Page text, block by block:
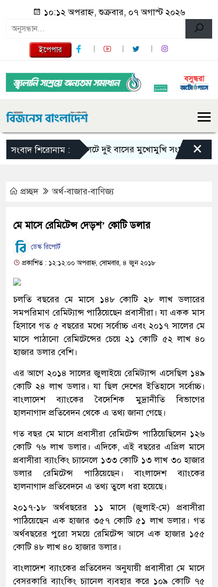
১০:১২ অপরাহ্ন, শুক্রবার, ০৭ অগাস্ট ২০২৬
ইপেপার
সংবাদ শিরোনাম :সিলেটে দুই বাসের মুখোমুখি সংঘর্ষে নিহত বেড়ে ৯
×
প্রচ্ছদ অর্থ-বাজার-বাণিজ্য
মে মাসে রেমিটেন্স দেড়শ’ কোটি ডলার
ডেস্ক রিপোর্ট
প্রকাশিত : ১২:১২:০০ অপরাহ্ন, সোমবার, ৪ জুন ২০১৮
চলতি বছরের মে মাসে ১৪৮ কোটি ২৮ লাখ ডলারের
সমপরিমাণ রেমিট্যান্স পাঠিয়েছেন প্রবাসীরা। যা একক মাস
হিসাবে গত ৫ বছরের মধ্যে সর্বোচ্চ এবং ২০১৭ সালের মে
মাসে পাঠানো রেমিটেন্সের চেয়ে ২১ কোটি ৫২ লাখ ৪০
হাজার ডলার বেশি।
এর আগে ২০১৪ সালের জুলাইয়ে রেমিট্যান্স এসেছিল ১৪৯
কোটি ২৪ লাখ ডলার। যা ছিল দেশের ইতিহাসে সর্বোচ্চ।
বাংলাদেশ ব্যাংকের বৈদেশিক মুদ্রানীতি বিভাগের
হালনাগাদ প্রতিবেদন থেকে এ তথ্য জানা গেছে।
গত বছর মে মাসে প্রবাসীরা রেমিটেন্স পাঠিয়েছিলেন ১২৬
কোটি ৭৬ লাখ ডলার। এদিকে, এই বছরের এপ্রিল মাসে
প্রবাসীরা ব্যাংকিং চ্যানেলে ১৩৩ কোটি ১৩ লাখ ৩০ হাজার
ডলার রেমিটেন্স পাঠিয়েছেন। বাংলাদেশ ব্যাংকের
হালনাগাদ প্রতিবেদনে এ তথ্য তুলে ধরা হয়েছে।
২০১৭-১৮ অর্থবছরের ১১ মাসে (জুলাই-মে) প্রবাসীরা
পাঠিয়েছেন এক হাজার ৩৫৭ কোটি ৫১ লাখ ডলার। গত
অর্থবছরের পুরো সময়ে রেমিটেন্স আসে এক হাজার ১৫৫
কোটি ৪৮ লাখ ৪০ হাজার ডলার।
বাংলাদেশ ব্যাংকের প্রতিবেদন অনুযায়ী প্রবাসীরা মে মাসে
বেসরকারি ব্যাংকিং চ্যানেল ব্যবহার করে ১০৯ কোটি ৭৫